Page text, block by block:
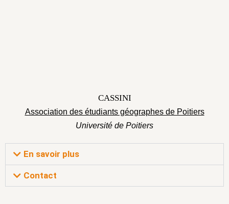
CASSINI
Association des étudiants géographes de Poitiers
Université de Poitiers
En savoir plus
Contact